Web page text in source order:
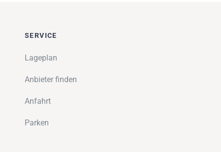
SERVICE
Lageplan
Anbieter finden
Anfahrt
Parken